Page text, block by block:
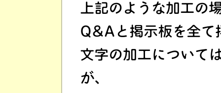
上記のような加工の
Q&Aと掲示板を全て
文字の加工について
が、